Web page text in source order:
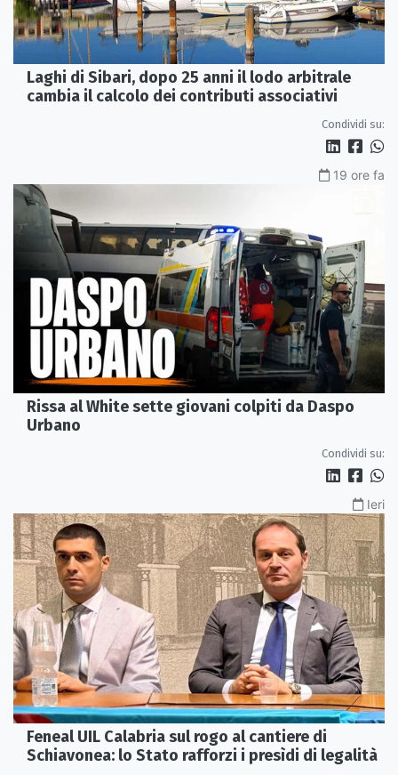
Laghi di Sibari, dopo 25 anni il lodo arbitrale
cambia il calcolo dei contributi associativi
Condividi su:
19 ore fa
Rissa al White sette giovani colpiti da Daspo
Urbano
Condividi su:
Ieri
Feneal UIL Calabria sul rogo al cantiere di
Schiavonea: lo Stato rafforzi i presìdi di legalità